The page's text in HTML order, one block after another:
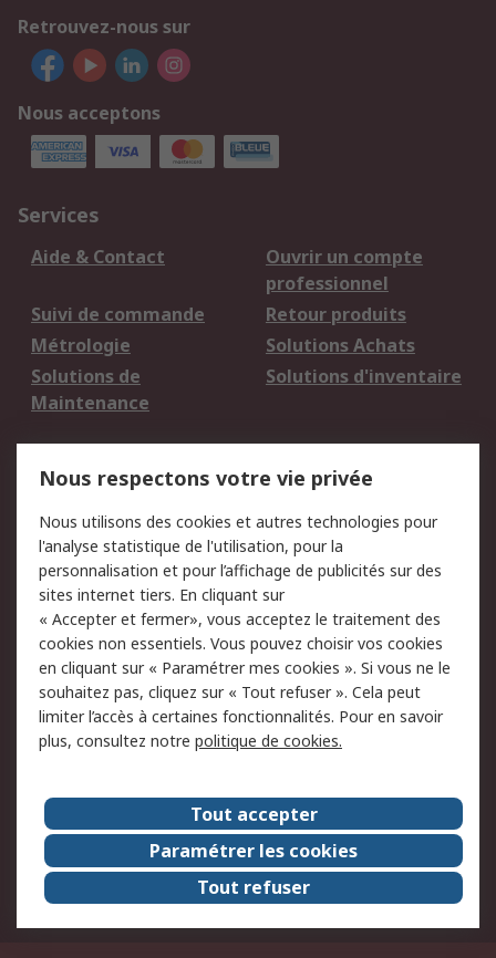
Retrouvez-nous sur
Nous acceptons
Services
Aide & Contact
Ouvrir un compte
professionnel
Suivi de commande
Retour produits
Métrologie
Solutions Achats
Solutions de
Maintenance
Solutions d'inventaire
du site
Politique de protection
des données - Mise à
jour
Sécurité des E-mails
Conditions générales
de vente
Politique anti-
corruption
Campagnes marketing
A propos de RS
A propos de RS France
Evénements
Le groupe RS Group Plc
Presse
RS dans le monde
Démarche RSE
Nous rejoindre
RS Particuliers
Nous respectons votre vie privée
Nous utilisons des cookies et autres technologies pour
l'analyse statistique de l'utilisation, pour la
personnalisation et pour l’affichage de publicités sur des
sites internet tiers. En cliquant sur
« Accepter et fermer», vous acceptez le traitement des
cookies non essentiels. Vous pouvez choisir vos cookies
en cliquant sur « Paramétrer mes cookies ». Si vous ne le
souhaitez pas, cliquez sur « Tout refuser ». Cela peut
limiter l’accès à certaines fonctionnalités. Pour en savoir
plus, consultez notre politique de cookies.
Tout accepter
Paramétrer les cookies
Tout refuser